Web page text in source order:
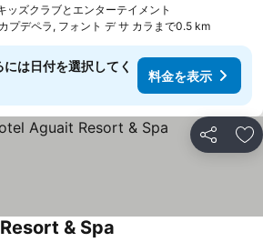
ッズクラブとエンターテイメント
カプデペラ, フォント デ サ カラまで0.5 km
は日付を選択してく
料金を表示
シェア お
& Spa